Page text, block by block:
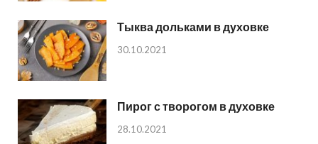
Тыква дольками в духовке
30.10.2021
Пирог с творогом в духовке
28.10.2021